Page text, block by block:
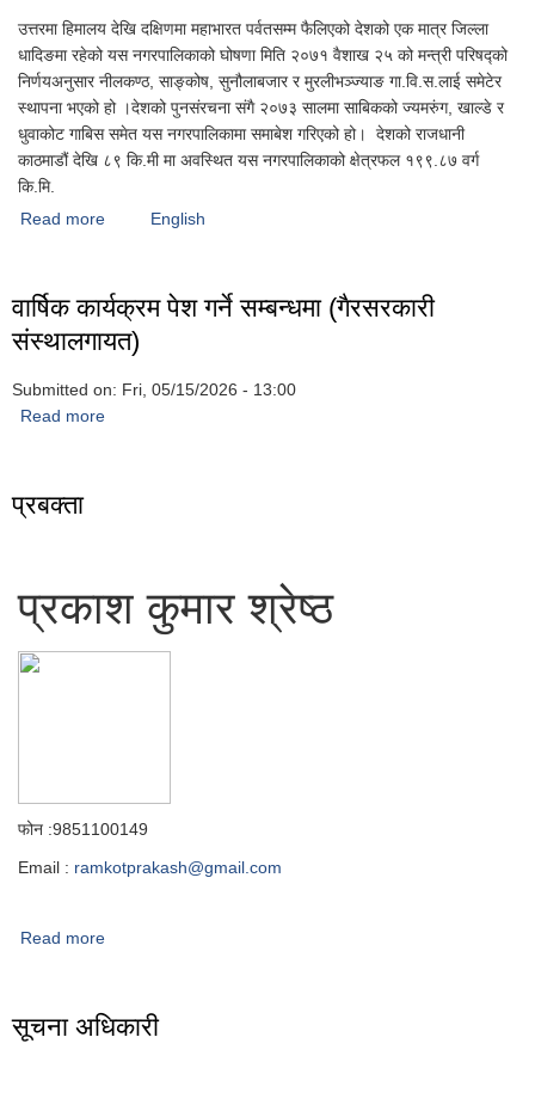
उत्तरमा हिमालय देखि दक्षिणमा महाभारत पर्वतसम्म फैलिएको देशको एक मात्र जिल्ला
धादिङमा रहेको यस नगरपालिकाको घोषणा मिति २०७१ वैशाख २५ को मन्त्री परिषद्को
निर्णयअनुसार नीलकण्ठ, साङ्कोष, सुनौलाबजार र मुरलीभञ्ज्याङ गा.वि.स.लाई समेटेर
स्थापना भएको हो ।देशको पुनसंरचना संगै २०७३ सालमा साबिकको ज्यमरुंग, खाल्डे र
धुवाकोट गाबिस समेत यस नगरपालिकामा समाबेश गरिएको हो। देशको राजधानी
काठमाडौं देखि ८९ कि.मी मा अवस्थित यस नगरपालिकाको क्षेत्रफल १९९.८७ वर्ग
कि.मि.
Read more about नीलकण्ठ नगरपालिकाको परिचय
English
वार्षिक कार्यक्रम पेश गर्ने सम्बन्धमा (गैरसरकारी
संस्थालगायत)
Submitted on: Fri, 05/15/2026 - 13:00
Read more
प्रबक्ता
प्रकाश कुमार श्रेष्ठ
फोन :9851100149
Email : ramkotprakash@gmail.com
Read more
सूचना अधिकारी